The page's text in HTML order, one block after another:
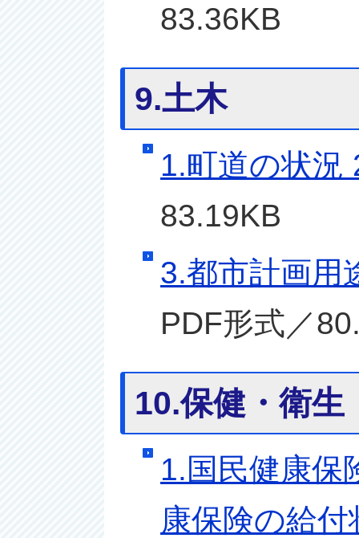
83.36KB
9.土木
1.町道の状況
83.19KB
3.都市計画用
PDF形式／
10.保健・衛生
1.国民健康保
康保険の給付